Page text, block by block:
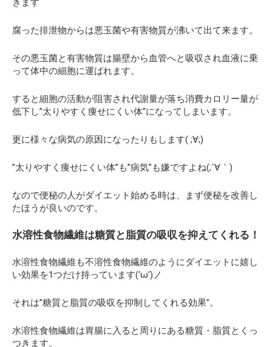
きます
腐った排泄物からは悪玉菌や有害物質が沸いて出て来ます。
その悪玉菌と有害物質は腸壁から血管へと吸収され血液に乗
って体中の細胞に運ばれます。
すると細胞の活動が阻害され代謝量が落ち消費カロリー量が
低下し”太りやすく痩せにくい体”になってしまいます。
更に様々な病気の原因になったりもします( ;∀;)
”太りやすく痩せにくい体”も”病気”も嫌ですよね(;´∀｀)
なので便秘の人がダイエット始める時は、まず便秘を改善し
たほうが良いのです。
水溶性食物繊維は糖質と脂質の吸収を抑えてくれる！
水溶性食物繊維も不溶性食物繊維のようにダイエットに嬉し
い効果を1つだけ持っています(‘ω’)ノ
それは”糖質と脂質の吸収を抑制してくれる効果”。
水溶性食物繊維は胃腸に入ると周りにある糖質・脂質とくっ
つきます。